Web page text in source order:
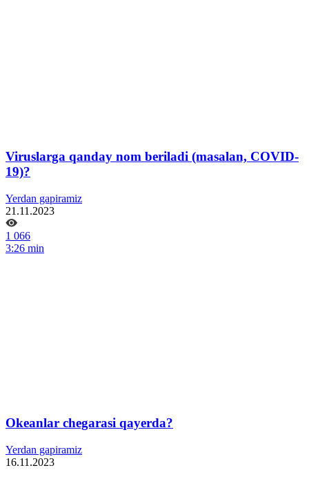
Viruslarga qanday nom beriladi (masalan, COVID-
19)?
Yerdan gapiramiz
21.11.2023
1 066
3:26 min
Okeanlar chegarasi qayerda?
Yerdan gapiramiz
16.11.2023